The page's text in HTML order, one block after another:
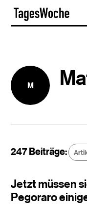
Skip
content
M
247 Beiträge:
Jetzt müssen
Pegoraro